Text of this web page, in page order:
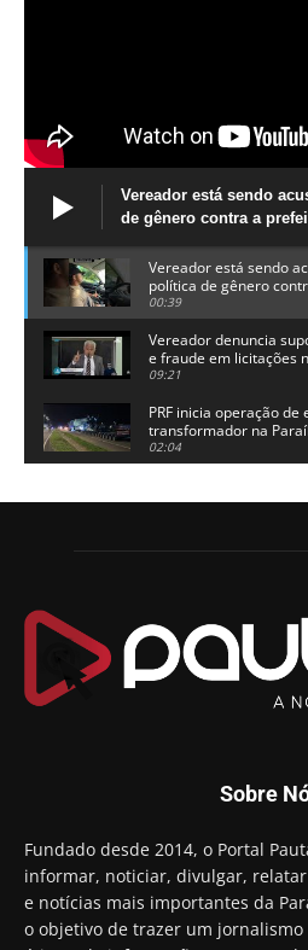
Vereador está sendo
de gênero contra a
Vereador está sendo
política de gênero
Saúde
00:39
Vereador denuncia
e fraude em licitações
Alhandra
09:21
PRF inicia operação de
transformador na
02:04
candidatura a
Chapa dos sonhos:
Arthur Lira parabeniza
reeleição em Conde
00:23
Aguinaldo Ribeiro
preso e faz vídeo na
Hugo Motta retira
"confiscar" dinheiro de
01:49
Descaso da gestão
professoras 'ilhadas'
Sobre
Fundado desde 2014, o Portal
informar, noticiar, divulgar,
e notícias mais importantes da
o objetivo de trazer um